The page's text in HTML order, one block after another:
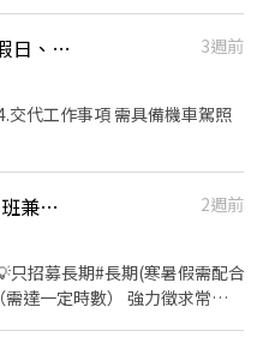
餐，每班享美味 • 團隊氛圍
姐帶，快來體驗打工樂趣！
龜記飲料店、手搖飲（早班、假日、儲備幹部）
3週前
交代工作事項 需具備機車駕照
(先喝道時薪210/hr早晚班常日班兼職人員 )先喝道_古典玫瑰園林口長庚店
2週前